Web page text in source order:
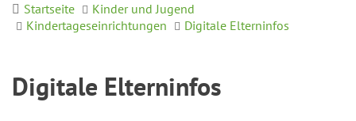
Startseite
Kinder und Jugend
Kindertageseinrichtungen
Digitale Elterninfos
Digitale Elterninfos